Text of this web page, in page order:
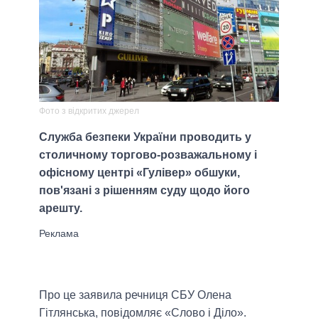
Фото з відкритих джерел
Служба безпеки України проводить у
столичному торгово-розважальному і
офісному центрі «Гулівер» обшуки,
пов'язані з рішенням суду щодо його
арешту.
Про це заявила речниця СБУ Олена
Гітлянська, повідомляє «Слово і Діло».